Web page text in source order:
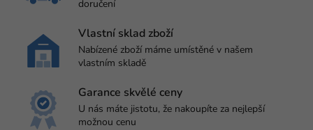
doručení
Vlastní sklad zboží
Nabízené zboží máme umístěné v našem
vlastním skladě
Garance skvělé ceny
U nás máte jistotu, že nakoupíte za nejlepší
možnou cenu